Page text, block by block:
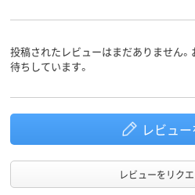
投稿されたレビューはまだありません
待ちしています。
レビュー
レビューをリク